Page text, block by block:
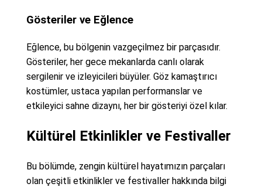
Gösteriler ve Eğlence
Eğlence, bu bölgenin vazgeçilmez bir parçasıdır.
Gösteriler, her gece mekanlarda canlı olarak
sergilenir ve izleyicileri büyüler. Göz kamaştırıcı
kostümler, ustaca yapılan performanslar ve
etkileyici sahne dizaynı, her bir gösteriyi özel kılar.
Kültürel Etkinlikler ve Festivaller
Bu bölümde, zengin kültürel hayatımızın parçaları
olan çeşitli etkinlikler ve festivaller hakkında bilgi